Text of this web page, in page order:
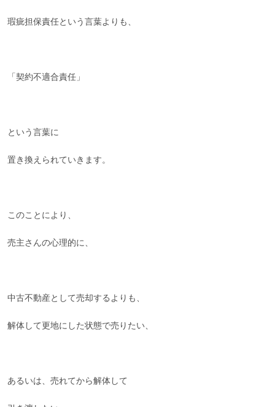
瑕疵担保責任という言葉よりも、
「契約不適合責任」
という言葉に
置き換えられていきます。
このことにより、
売主さんの心理的に、
中古不動産として売却するよりも、
解体して更地にした状態で売りたい、
あるいは、売れてから解体して